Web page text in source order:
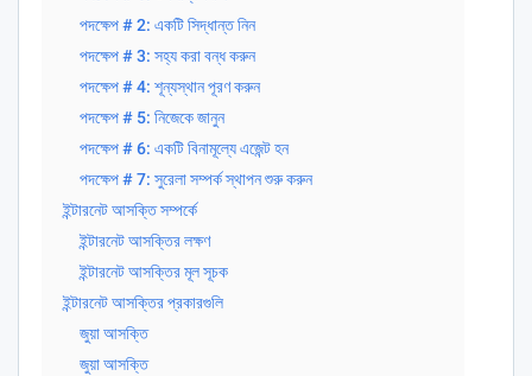
পদক্ষেপ # 2: একটি সিদ্ধান্ত নিন
পদক্ষেপ # 3: সহ্য করা বন্ধ করুন
পদক্ষেপ # 4: শূন্যস্থান পূরণ করুন
পদক্ষেপ # 5: নিজেকে জানুন
পদক্ষেপ # 6: একটি বিনামূল্যে এজেন্ট হন
পদক্ষেপ # 7: সুরেলা সম্পর্ক স্থাপন শুরু করুন
ইন্টারনেট আসক্তি সম্পর্কে
ইন্টারনেট আসক্তির লক্ষণ
ইন্টারনেট আসক্তির মূল সূচক
ইন্টারনেট আসক্তির প্রকারগুলি
জুয়া আসক্তি
জুয়া আসক্তি